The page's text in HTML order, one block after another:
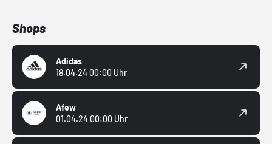
Shops
Adidas
18.04.24 00:00 Uhr
Afew
01.04.24 00:00 Uhr